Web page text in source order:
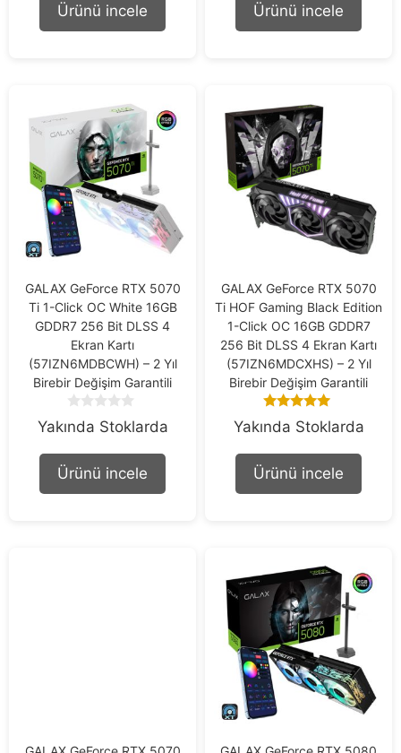
o
f
Ürünü incele
o
f
Ürünü incele
GALAX GeForce RTX 5070
Ti 1-Click OC White 16GB
GDDR7 256 Bit DLSS 4
Ekran Kartı
(57IZN6MDBCWH) – 2 Yıl
Birebir Değişim Garantili
o
o
f
Yakında Stoklarda
Ürünü incele
GALAX GeForce RTX 5070
Ti HOF Gaming Black Edition
1-Click OC 16GB GDDR7
256 Bit DLSS 4 Ekran Kartı
(57IZN6MDCXHS) – 2 Yıl
Birebir Değişim Garantili
5.00
out of 5
Yakında Stoklarda
Ürünü incele